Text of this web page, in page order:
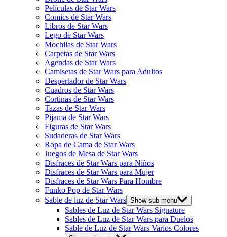
Películas de Star Wars
Comics de Star Wars
Libros de Star Wars
Lego de Star Wars
Mochilas de Star Wars
Carpetas de Star Wars
Agendas de Star Wars
Camisetas de Star Wars para Adultos
Despertador de Star Wars
Cuadros de Star Wars
Cortinas de Star Wars
Tazas de Star Wars
Pijama de Star Wars
Figuras de Star Wars
Sudaderas de Star Wars
Ropa de Cama de Star Wars
Juegos de Mesa de Star Wars
Disfraces de Star Wars para Niños
Disfraces de Star Wars para Mujer
Disfraces de Star Wars Para Hombre
Funko Pop de Star Wars
Sable de luz de Star Wars Show sub menu
Sables de Luz de Star Wars Signature
Sables de Luz de Star Wars para Duelos
Sable de Luz de Star Wars Varios Colores